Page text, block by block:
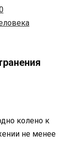
колено к
не менее